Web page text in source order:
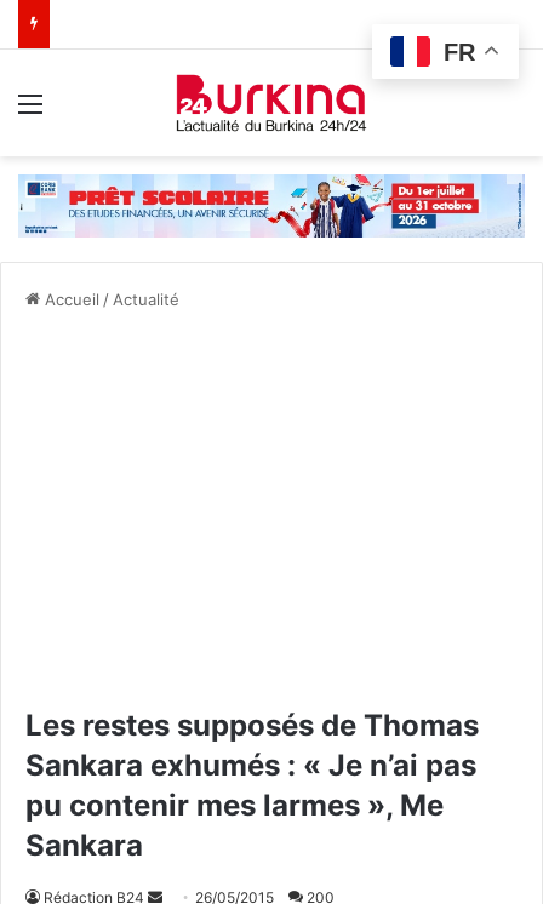
Accueil / Actualité
Les restes supposés de Thomas
Sankara exhumés : « Je n’ai pas
pu contenir mes larmes », Me
Sankara
Rédaction B24 26/05/2015 200
FR